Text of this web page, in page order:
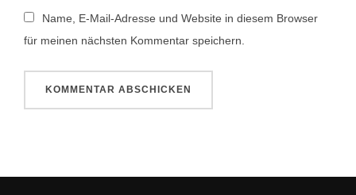
Name, E-Mail-Adresse und Website in diesem Browser
für meinen nächsten Kommentar speichern.